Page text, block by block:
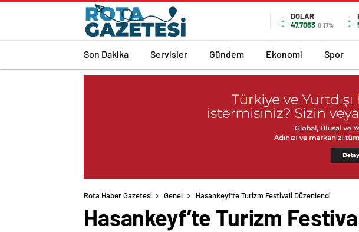
DOLAR
47,7063 0.17%
Son Dakika Servisler Gündem Ekonomi Spor
Rota Haber Gazetesi Genel Hasankeyf’te Turizm Festivali Düzenlendi
Hasankeyf’te Turizm